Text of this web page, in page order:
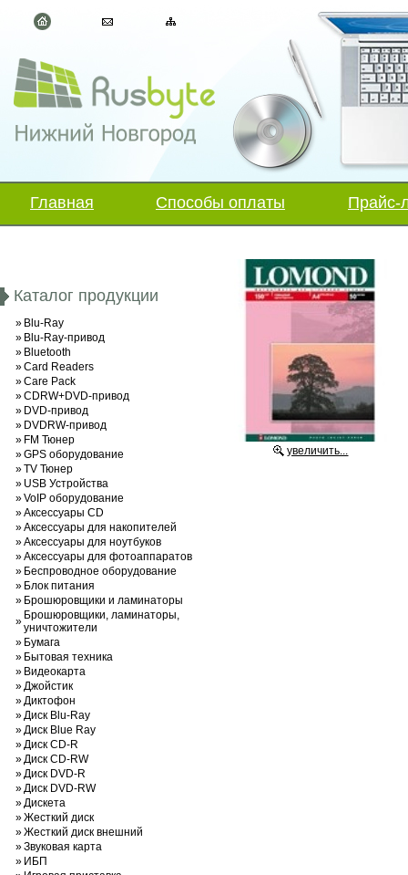
Главная Способы оплаты Прайс-
Каталог продукции
» Blu-Ray
» Blu-Ray-привод
» Bluetooth
»Card Readers
»Care Pack
»CDRW+DVD-привод
» DVD-привод
» DVDRW-привод
» FM Тюнер
»GPS оборудование
»TV Тюнер
» USB Устройства
»VoIP оборудование
»Аксессуары CD
»Аксессуары для накопителей
»Аксессуары для ноутбуков
»Аксессуары для фотоаппаратов
» Беспроводное оборудование
» Блок питания
» Брошюровщики и ламинаторы
» Брошюровщики, ламинаторы,
уничтожители
» Бумага
» Бытовая техника
» Видеокарта
»Джойстик
»Диктофон
»Диск Blu-Ray
»Диск Blue Ray
»Диск CD-R
»Диск CD-RW
»Диск DVD-R
»Диск DVD-RW
»Дискета
»Жесткий диск
»Жесткий диск внешний
»Звуковая карта
» ИБП
увеличить...